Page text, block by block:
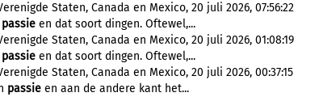
Staten, Canada en Mexico, 20 juli 2026, 07:56:22
passie en dat soort dingen. Oftewel,...
Staten, Canada en Mexico, 20 juli 2026, 01:08:19
passie en dat soort dingen. Oftewel,...
Staten, Canada en Mexico, 20 juli 2026, 00:37:15
passie en aan de andere kant het...